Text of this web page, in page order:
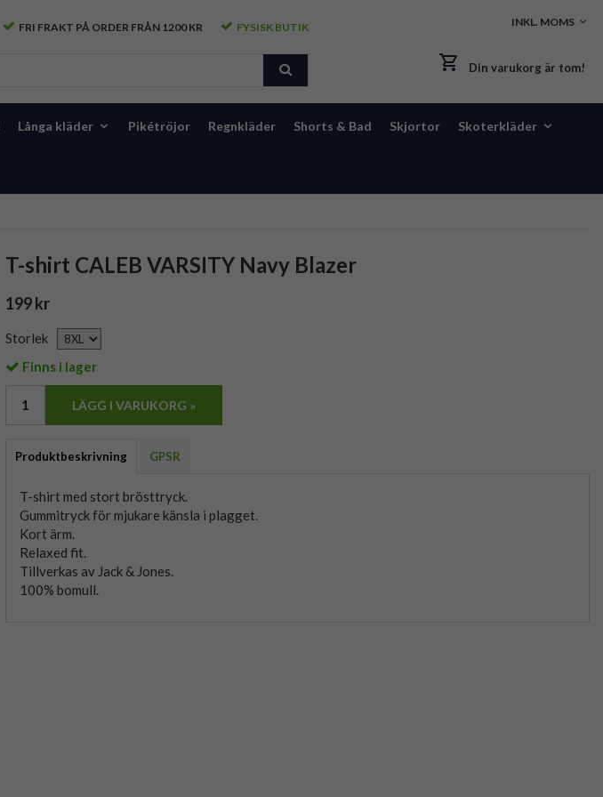
FRI FRAKT PÅ ORDER FRÅN 1200 KR FYSISK BUTIK
Din varukorg är tom!
Långa kläder Pikétröjor Regnkläder Shorts & Bad Skjortor Skoterkläder
T-shirt CALEB VARSITY Navy Blazer
199 kr
Storlek
Finns i lager
LÄGG I VARUKORG »
Produktbeskrivning GPSR
T-shirt med stort brösttryck.
Gummitryck för mjukare känsla i plagget.
Kort ärm.
Relaxed fit.
Tillverkas av Jack & Jones.
100% bomull.